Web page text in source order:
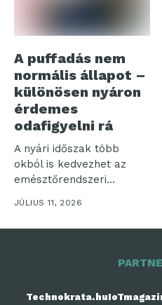
A puffadás nem
normális állapot –
különösen nyáron
érdemes
odafigyelni rá
A nyári időszak több
okból is kedvezhet az
emésztőrendszeri
panaszoknak.
Gyakrabban
fogyasztunk...
JÚLIUS 11, 2026
Technokrata.hu